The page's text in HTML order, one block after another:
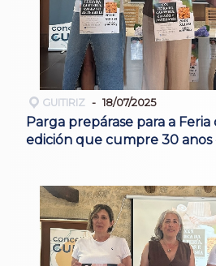
GUITIRIZ 18/07/2025
Parga prepárase para a
edición que cumpre 30 anos